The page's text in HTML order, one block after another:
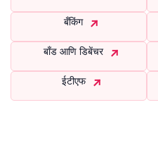
बँकिंग
बाँड आणि डिबेंचर
ईटीएफ